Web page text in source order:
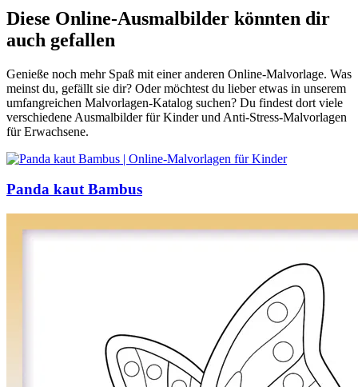
Diese Online-Ausmalbilder könnten dir
auch gefallen
Genieße noch mehr Spaß mit einer anderen Online-Malvorlage. Was
meinst du, gefällt sie dir? Oder möchtest du lieber etwas in unserem
umfangreichen Malvorlagen-Katalog suchen? Du findest dort viele
verschiedene Ausmalbilder für Kinder und Anti-Stress-Malvorlagen
für Erwachsene.
Panda kaut Bambus